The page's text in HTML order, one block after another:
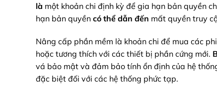
là một khoản chi định kỳ để gia hạn bản quyền
hạn bản quyền có thể dẫn đến mất quyền truy
Nâng cấp phần mềm là khoản chi để mua các
hoặc tương thích với các thiết bị phần cứng mới.
vá bảo mật và đảm bảo tính ổn định của hệ
đặc biệt đối với các hệ thống phức tạp.